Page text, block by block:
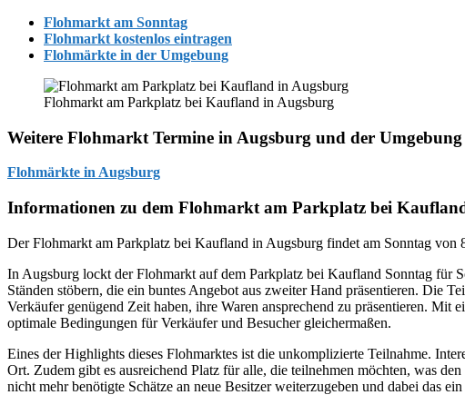
Flohmarkt am Sonntag
Flohmarkt kostenlos eintragen
Flohmärkte in der Umgebung
Flohmarkt am Parkplatz bei Kaufland in Augsburg
Weitere Flohmarkt Termine in Augsburg und der Umgebung
Flohmärkte in Augsburg
Informationen zu dem Flohmarkt am Parkplatz bei
Der Flohmarkt am Parkplatz bei Kaufland in Augsburg findet am Sonntag von
In Augsburg lockt der Flohmarkt auf dem Parkplatz bei Kaufland Sonntag für
Ständen stöbern, die ein buntes Angebot aus zweiter Hand präsentieren. Die
Verkäufer genügend Zeit haben, ihre Waren ansprechend zu präsentieren.
optimale Bedingungen für Verkäufer und Besucher gleichermaßen.
Eines der Highlights dieses Flohmarktes ist die unkomplizierte Teilnahme.
Ort. Zudem gibt es ausreichend Platz für alle, die teilnehmen möchten, was
nicht mehr benötigte Schätze an neue Besitzer weiterzugeben und dabei das